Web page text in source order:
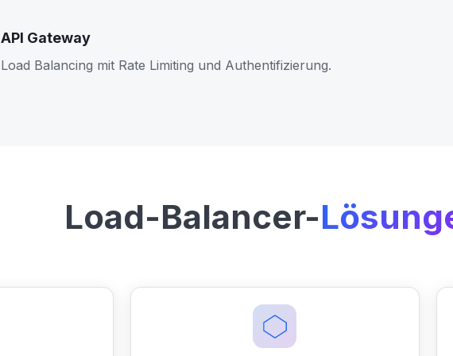
API Gateway
Load Balancing mit Rate Limiting und Authentifizierung.
Load-Balancer-